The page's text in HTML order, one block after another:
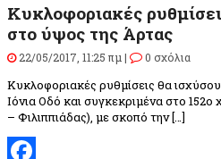
Κυκλοφοριακές
στο ύψος της Άρτας
22/05/2017, 11:25 πμ | 0 σχόλια
Κυκλοφοριακές ρυθμίσεις θα
Ιόνια Οδό και συγκεκριμένα στο
– Φιλιππιάδας), με σκοπό την […]